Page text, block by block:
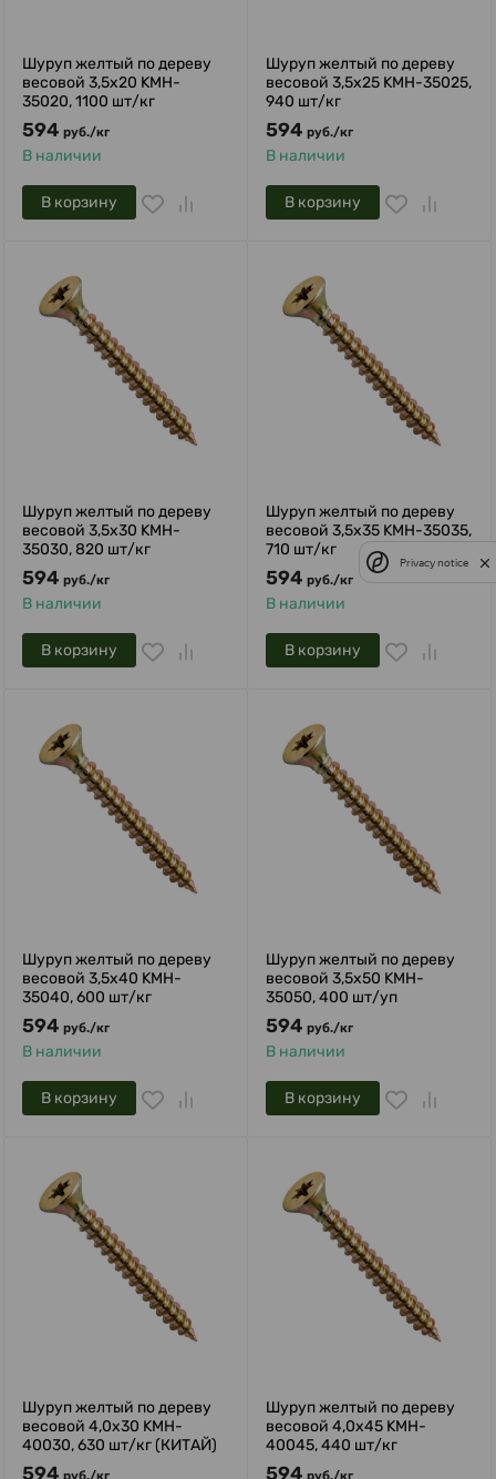
Шуруп желтый по дереву
весовой 3,5х20 KMH-
35020, 1100 шт/кг
594 руб./кг
В наличии
В корзину
Шуруп желтый по дереву
весовой 3,5х25 KMH-35025,
940 шт/кг
594 руб./кг
В наличии
В корзину
Шуруп желтый по дереву
весовой 3,5х30 KMH-
35030, 820 шт/кг
594 руб./кг
В наличии
В корзину
Шуруп желтый по дереву
весовой 3,5х35 KMH-35035,
710 шт/кг
594 руб./кг
В наличии
В корзину
Шуруп желтый по дереву
весовой 3,5х40 KMH-
35040, 600 шт/кг
594 руб./кг
В наличии
В корзину
Шуруп желтый по дереву
весовой 3,5х50 KMH-
35050, 400 шт/уп
594 руб./кг
В наличии
В корзину
Шуруп желтый по дереву
весовой 4,0х30 KMH-
40030, 630 шт/кг (КИТАЙ)
594 руб./кг
Шуруп желтый по дереву
весовой 4,0х45 KMH-
40045, 440 шт/кг
594 руб./кг
Privacy notice